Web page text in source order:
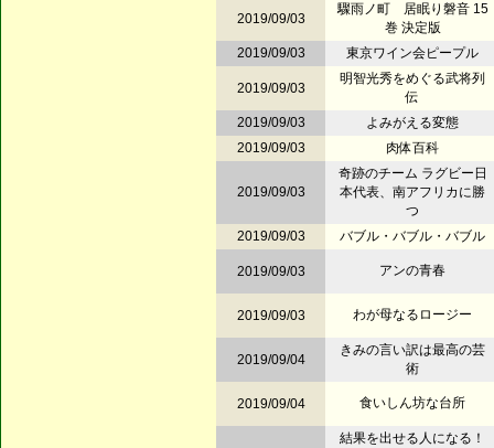
2019/09/03
驟雨ノ町 居眠り磐音 15
巻 決定版
2019/09/03
東京ワイン会ピープル
2019/09/03
明智光秀をめぐる武将列
伝
2019/09/03
よみがえる変態
2019/09/03
肉体百科
2019/09/03
奇跡のチーム ラグビー日
本代表、南アフリカに勝
つ
2019/09/03
バブル・バブル・バブル
2019/09/03 アンの青春
2019/09/03 わが母なるロージー
2019/09/04
きみの言い訳は最高の芸
術
2019/09/04 食いしん坊な台所
結果を出せる人になる！